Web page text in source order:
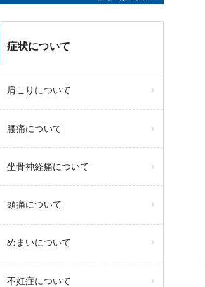
症状について
肩こりについて
腰痛について
坐骨神経痛について
頭痛について
めまいについて
不妊症について